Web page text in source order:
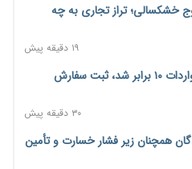
خشکسالی؛ تراز تجاری به چه
۱۹ دقیقه پیش
موبایل گران می‌شود؟ هزینه واردات ۱۰ برابر شد، ثبت سفارش
۳۰ دقیقه پیش
همچنان زیر فشار خسارت و تأمین